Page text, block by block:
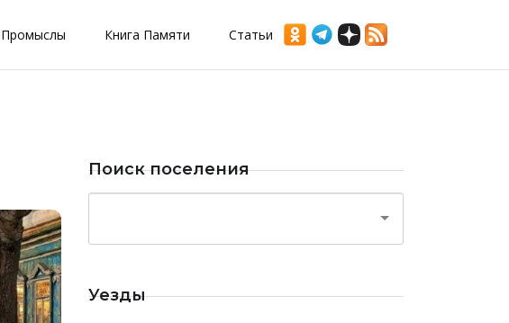
Промыслы Книга Памяти Статьи
Поиск поселения
Уезды